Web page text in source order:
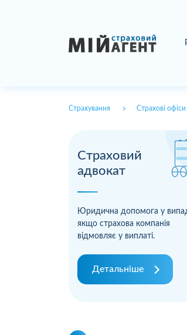
Страхування Страхові офіси
Страховий
адвокат
Юридична допомога у
якщо страхова компанія
відмовляє у виплаті.
Детальніше